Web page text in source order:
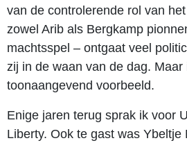
van de controlerende rol van
zowel Arib als Bergkamp
machtsspel – ontgaat veel
zij in de waan van de dag. Maar
toonaangevend voorbeeld.
Enige jaren terug sprak ik voor
Liberty. Ook te gast was Ybeltje